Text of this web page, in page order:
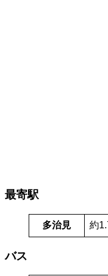
最寄駅
多治見 約
バス